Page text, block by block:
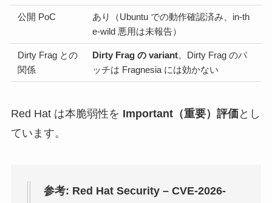
公開 PoC
あり（Ubuntu での動作確認済み、in-th
e-wild 悪用は未報告）
Dirty Frag との
関係
Dirty Frag の variant。Dirty Frag のパ
ッチは Fragnesia には効かない
Red Hat は本脆弱性を Important（重要）評価とし
ています。
参考: Red Hat Security – CVE-2026-